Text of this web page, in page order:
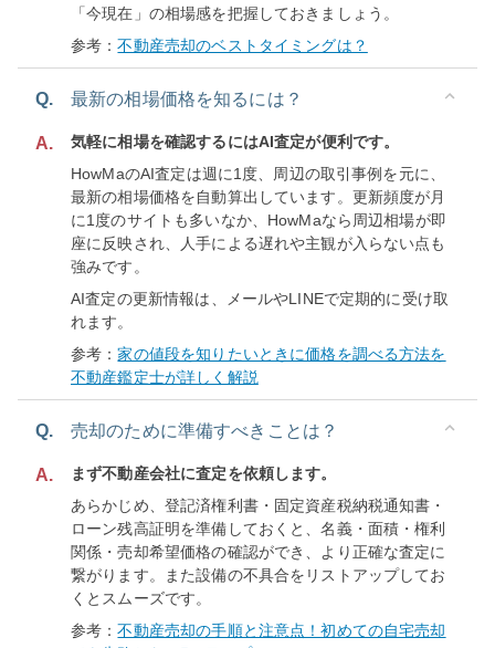
「今現在」の相場感を把握しておきましょう。
参考：不動産売却のベストタイミングは？
Q. 最新の相場価格を知るには？
A.
気軽に相場を確認するにはAI査定が便利です。
HowMaのAI査定は週に1度、周辺の取引事例を元に、
最新の相場価格を自動算出しています。更新頻度が月
に1度のサイトも多いなか、HowMaなら周辺相場が即
座に反映され、人手による遅れや主観が入らない点も
強みです。
AI査定の更新情報は、メールやLINEで定期的に受け取
れます。
参考：家の値段を知りたいときに価格を調べる方法を
不動産鑑定士が詳しく解説
Q. 売却のために準備すべきことは？
A.
まず不動産会社に査定を依頼します。
あらかじめ、登記済権利書・固定資産税納税通知書・
ローン残高証明を準備しておくと、名義・面積・権利
関係・売却希望価格の確認ができ、より正確な査定に
繋がります。また設備の不具合をリストアップしてお
くとスムーズです。
参考：不動産売却の手順と注意点！初めての自宅売却